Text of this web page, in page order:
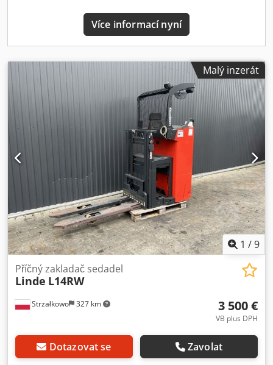
Více informací nyní
Malý inzerát
1 /9
Strzałkowo 327 km
Příčný zakladač sedadel
Linde L14RW
3 500 €
VB plus DPH
Dotazovat se Zavolat